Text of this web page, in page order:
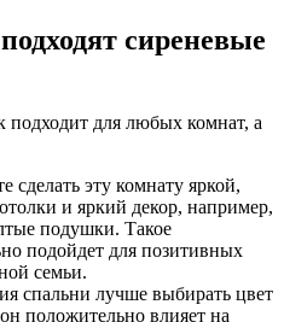
сиреневые
для любых комнат, а
сделать эту комнату яркой,
и яркий декор, например,
подушки. Такое
подойдет для позитивных
семьи.
спальни лучше выбирать цвет
положительно влияет на